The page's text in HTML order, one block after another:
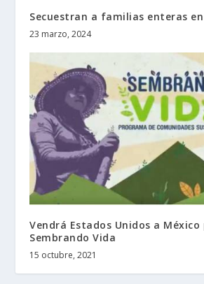
Secuestran a familias enteras
23 marzo, 2024
Vendrá Estados Unidos a
Sembrando Vida
15 octubre, 2021